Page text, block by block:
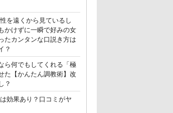
を遠くから見ているし
かけずに一瞬で好みの女
たカンタンな口説き方は
？
ら何でもしてくれる「極
た【かんたん調教術】改
？
効果あり？口コミがヤ